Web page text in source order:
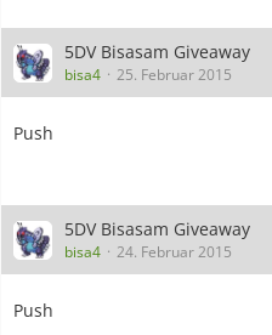
5DV Bisasam Giveaway
bisa4 25. Februar 2015
Push
5DV Bisasam Giveaway
bisa4 24. Februar 2015
Push